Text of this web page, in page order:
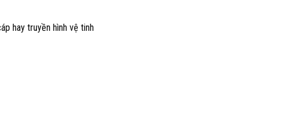
hay truyền hình vệ tinh